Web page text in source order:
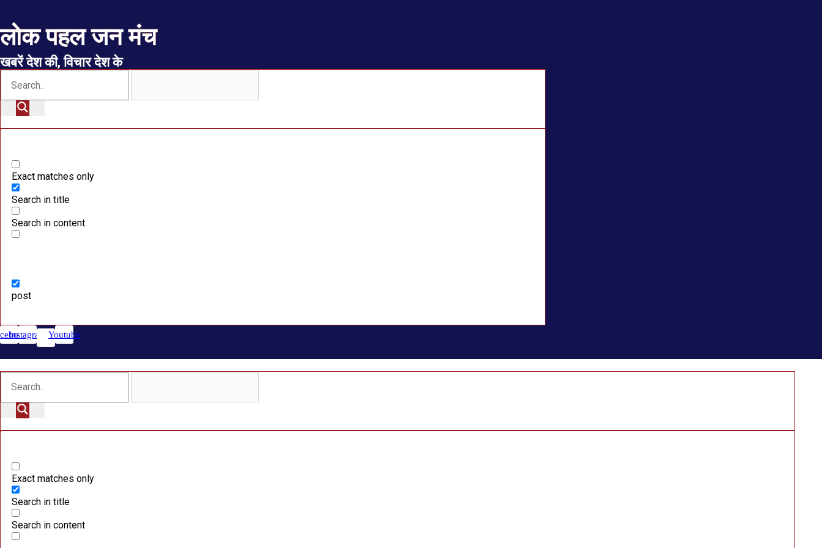
लोक पहल जन मंच
खबरें देश की, विचार देश के
Exact matches only
Search in title
Search in content
post
Instagram Youtube
Exact matches only
Search in title
Search in content